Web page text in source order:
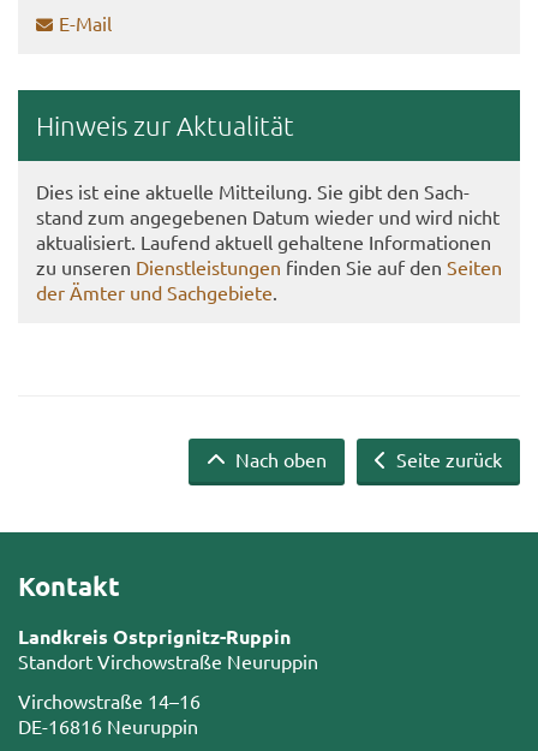
E-​Mail
Hin­weis zur Ak­tua­li­tät
Dies ist eine ak­tu­el­le Mit­tei­lung. Sie gibt den Sach­
stand zum an­ge­ge­be­nen Datum wie­der und wird nicht
ak­tua­li­siert. Lau­fend ak­tu­ell ge­hal­te­ne In­for­ma­tio­nen
zu un­se­ren Dienst­leis­tun­gen fin­den Sie auf den Sei­ten
der Ämter und Sach­ge­bie­te.
Seite zurück
Nach oben
Kontakt
Landkreis Ostprignitz-Ruppin
Standort Virchowstraße Neuruppin
Virchowstraße 14–16
DE-16816 Neuruppin